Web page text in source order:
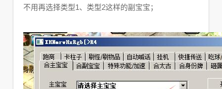
不用再选择类型1、类型2这样的副宝宝；